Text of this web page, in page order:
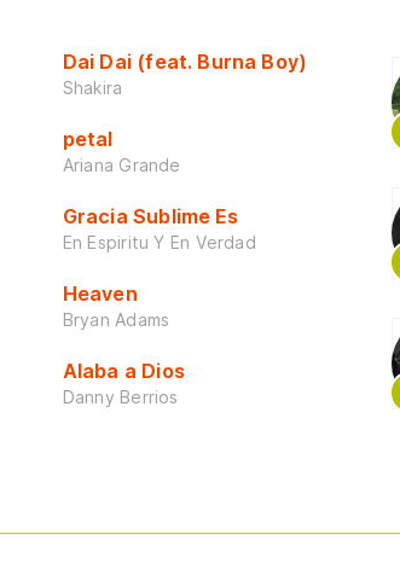
Dai Dai (feat. Burna Boy)
Shakira
petal
Ariana Grande
Gracia Sublime Es
En Espiritu Y En Verdad
Heaven
Bryan Adams
Alaba a Dios
Danny Berrios